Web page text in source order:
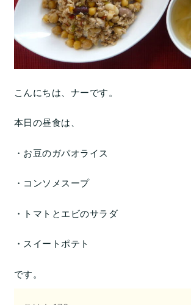
こんにちは、ナーです。
本日の昼食は、
・お豆のガパオライス
・コンソメスープ
・トマトとエビのサラダ
・スイートポテト
です。